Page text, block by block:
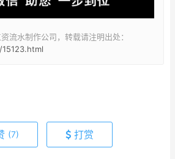
流水制作公司，转载请注明出处：
(7) 打赏